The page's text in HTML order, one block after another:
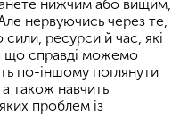
нижчим або вищим,
нервуючись через те,
ресурси й час, які
що справді можемо
по-іншому поглянути
а також навчить
проблем із